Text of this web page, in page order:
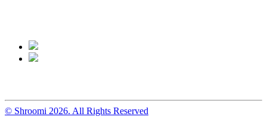
© Shroomi 2026. All Rights Reserved